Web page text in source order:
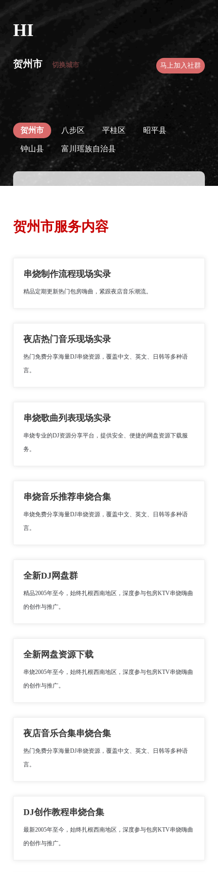
HI
贺州市 切换城市 马上加入社群
贺州市 八步区 平桂区 昭平县
钟山县 富川瑶族自治县
贺州市服务内容
串烧制作流程现场实录
精品定期更新热门包房嗨曲，紧跟夜店音乐潮流。
夜店热门音乐现场实录
热门免费分享海量DJ串烧资源，覆盖中文、英文、日韩等多种语
言。
串烧歌曲列表现场实录
串烧专业的DJ资源分享平台，提供安全、便捷的网盘资源下载服
务。
串烧音乐推荐串烧合集
串烧免费分享海量DJ串烧资源，覆盖中文、英文、日韩等多种语
言。
全新DJ网盘群
精品2005年至今，始终扎根西南地区，深度参与包房KTV串烧嗨曲
的创作与推广。
全新网盘资源下载
串烧2005年至今，始终扎根西南地区，深度参与包房KTV串烧嗨曲
的创作与推广。
夜店音乐合集串烧合集
热门免费分享海量DJ串烧资源，覆盖中文、英文、日韩等多种语
言。
DJ创作教程串烧合集
最新2005年至今，始终扎根西南地区，深度参与包房KTV串烧嗨曲
的创作与推广。